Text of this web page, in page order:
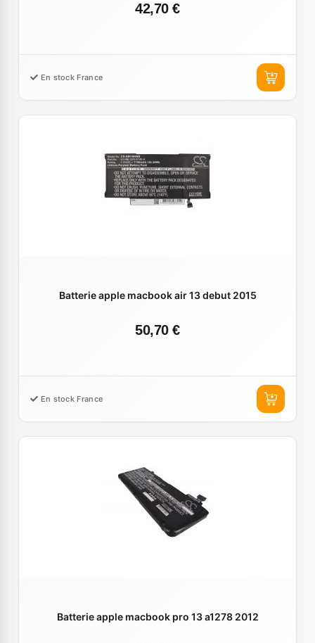
42,70 €
En stock France
Batterie apple macbook air 13 debut 2015
50,70 €
En stock France
Batterie apple macbook pro 13 a1278 2012